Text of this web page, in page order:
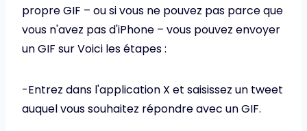
propre GIF – ou si vous ne pouvez pas parce que
vous n'avez pas d'iPhone – vous pouvez envoyer
un GIF sur Voici les étapes :
-Entrez dans l'application X et saisissez un tweet
auquel vous souhaitez répondre avec un GIF.